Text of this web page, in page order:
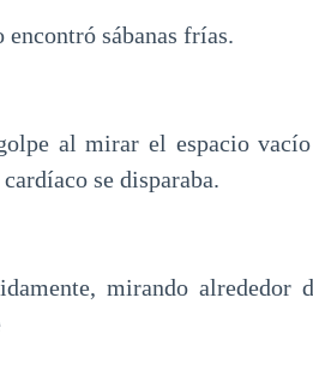
sábanas frías.
al mirar el espacio
se disparaba.
mirando alrededor